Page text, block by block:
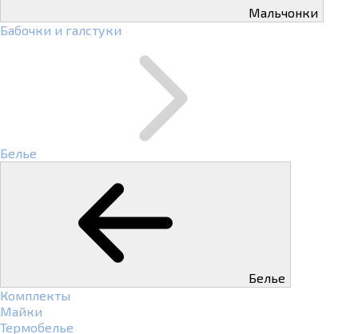
Мальчонки
Бабочки и галстуки
Белье
Белье
Комплекты
Майки
Термобелье